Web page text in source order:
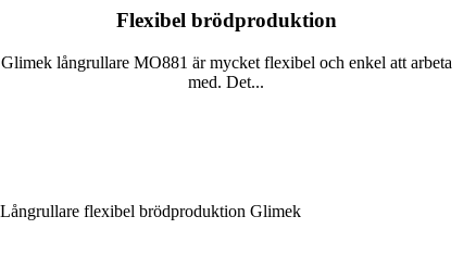
Flexibel brödproduktion
Glimek långrullare MO881 är mycket flexibel och enkel att arbeta
med. Det...